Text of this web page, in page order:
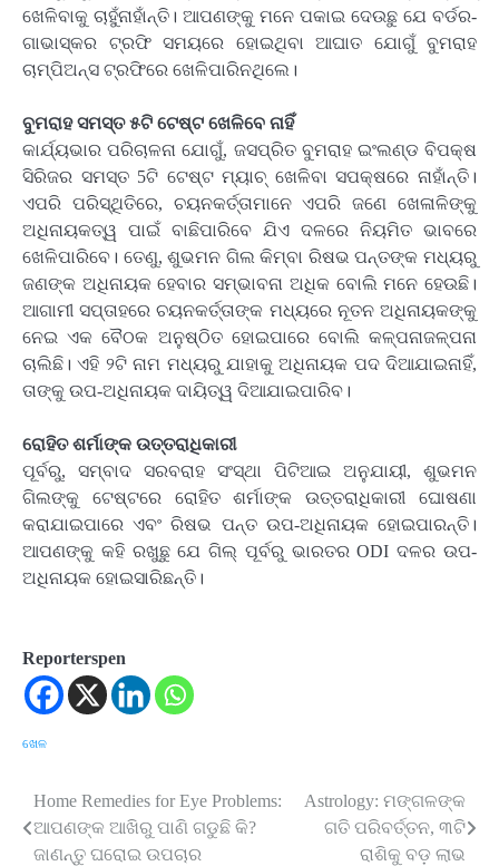
ଖେଳିବାକୁ ଚାହୁଁନାହାଁନ୍ତି। ଆପଣଙ୍କୁ ମନେ ପକାଇ ଦେଉଛୁ ଯେ ବର୍ଡର-
ଗାଭାସ୍କର ଟ୍ରଫି ସମୟରେ ହୋଇଥିବା ଆଘାତ ଯୋଗୁଁ ବୁମରାହ
ଚାମ୍ପିଅନ୍ସ ଟ୍ରଫିରେ ଖେଳିପାରିନଥିଲେ।
ବୁମରାହ ସମସ୍ତ ୫ଟି ଟେଷ୍ଟ ଖେଳିବେ ନାହିଁ
କାର୍ଯ୍ୟଭାର ପରିଚାଳନା ଯୋଗୁଁ, ଜସପ୍ରିତ ବୁମରାହ ଇଂଲଣ୍ଡ ବିପକ୍ଷ
ସିରିଜର ସମସ୍ତ 5ଟି ଟେଷ୍ଟ ମ୍ୟାଚ୍ ଖେଳିବା ସପକ୍ଷରେ ନାହାଁନ୍ତି।
ଏପରି ପରିସ୍ଥିତିରେ, ଚୟନକର୍ତ୍ତାମାନେ ଏପରି ଜଣେ ଖେଳାଳିଙ୍କୁ
ଅଧିନାୟକତ୍ୱ ପାଇଁ ବାଛିପାରିବେ ଯିଏ ଦଳରେ ନିୟମିତ ଭାବରେ
ଖେଳିପାରିବେ। ତେଣୁ, ଶୁଭମନ ଗିଲ କିମ୍ବା ରିଷଭ ପନ୍ତଙ୍କ ମଧ୍ୟରୁ
ଜଣଙ୍କ ଅଧିନାୟକ ହେବାର ସମ୍ଭାବନା ଅଧିକ ବୋଲି ମନେ ହେଉଛି।
ଆଗାମୀ ସପ୍ତାହରେ ଚୟନକର୍ତ୍ତାଙ୍କ ମଧ୍ୟରେ ନୂତନ ଅଧିନାୟକଙ୍କୁ
ନେଇ ଏକ ବୈଠକ ଅନୁଷ୍ଠିତ ହୋଇପାରେ ବୋଲି କଳ୍ପନାଜଳ୍ପନା
ଚାଲିଛି। ଏହି ୨ଟି ନାମ ମଧ୍ୟରୁ ଯାହାକୁ ଅଧିନାୟକ ପଦ ଦିଆଯାଇନାହିଁ,
ତାଙ୍କୁ ଉପ-ଅଧିନାୟକ ଦାୟିତ୍ୱ ଦିଆଯାଇପାରିବ।
ରୋହିତ ଶର୍ମାଙ୍କ ଉତ୍ତରାଧିକାରୀ
ପୂର୍ବରୁ, ସମ୍ବାଦ ସରବରାହ ସଂସ୍ଥା ପିଟିଆଇ ଅନୁଯାୟୀ, ଶୁଭମନ
ଗିଲଙ୍କୁ ଟେଷ୍ଟରେ ରୋହିତ ଶର୍ମାଙ୍କ ଉତ୍ତରାଧିକାରୀ ଘୋଷଣା
କରାଯାଇପାରେ ଏବଂ ରିଷଭ ପନ୍ତ ଉପ-ଅଧିନାୟକ ହୋଇପାରନ୍ତି।
ଆପଣଙ୍କୁ କହି ରଖୁଛୁ ଯେ ଗିଲ୍ ପୂର୍ବରୁ ଭାରତର ODI ଦଳର ଉପ-
ଅଧିନାୟକ ହୋଇସାରିଛନ୍ତି।
Reporterspen
ଖେଳ
Post
navigation
Home Remedies for Eye Problems:
ଆପଣଙ୍କ ଆଖିରୁ ପାଣି ଗଡୁଛି କି?
ଜାଣନ୍ତୁ ଘରୋଇ ଉପଚାର
Astrology: ମଙ୍ଗଳଙ୍କ
ଗତି ପରିବର୍ତ୍ତନ, ୩ଟି
ରାଶିକୁ ବଡ଼ ଲାଭ